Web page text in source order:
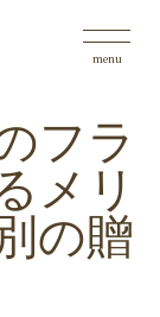
menu
フラ
メリ
の贈